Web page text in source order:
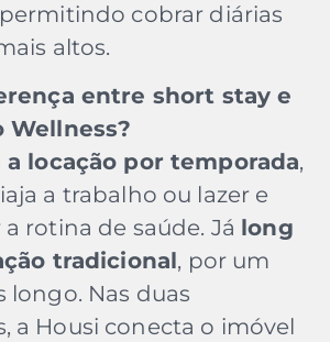
cobrar diárias
altos.
entre short stay e
Wellness?
locação por temporada,
a trabalho ou lazer e
rotina de saúde. Já long
tradicional, por um
longo. Nas duas
a Housi conecta o imóvel